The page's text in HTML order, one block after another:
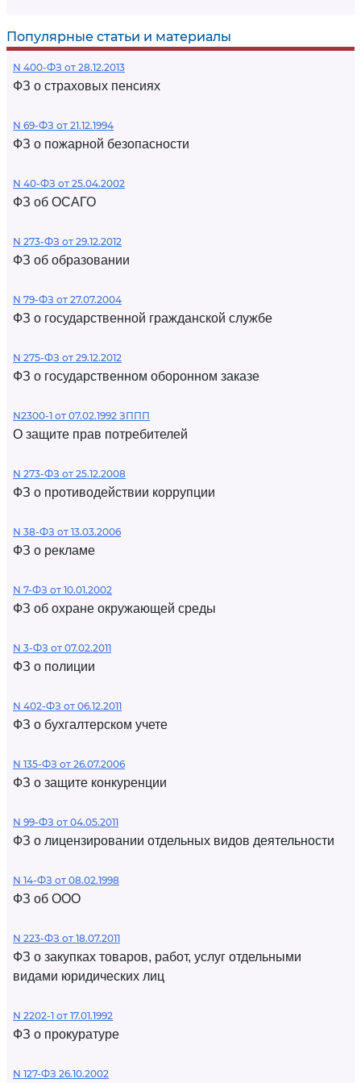
Популярные статьи и материалы
N 400-ФЗ от 28.12.2013
ФЗ о страховых пенсиях
N 69-ФЗ от 21.12.1994
ФЗ о пожарной безопасности
N 40-ФЗ от 25.04.2002
ФЗ об ОСАГО
N 273-ФЗ от 29.12.2012
ФЗ об образовании
N 79-ФЗ от 27.07.2004
ФЗ о государственной гражданской службе
N 275-ФЗ от 29.12.2012
ФЗ о государственном оборонном заказе
N2300-1 от 07.02.1992 ЗППП
О защите прав потребителей
N 273-ФЗ от 25.12.2008
ФЗ о противодействии коррупции
N 38-ФЗ от 13.03.2006
ФЗ о рекламе
N 7-ФЗ от 10.01.2002
ФЗ об охране окружающей среды
N 3-ФЗ от 07.02.2011
ФЗ о полиции
N 402-ФЗ от 06.12.2011
ФЗ о бухгалтерском учете
N 135-ФЗ от 26.07.2006
ФЗ о защите конкуренции
N 99-ФЗ от 04.05.2011
ФЗ о лицензировании отдельных видов деятельности
N 14-ФЗ от 08.02.1998
ФЗ об ООО
N 223-ФЗ от 18.07.2011
ФЗ о закупках товаров, работ, услуг отдельными
видами юридических лиц
N 2202-1 от 17.01.1992
ФЗ о прокуратуре
N 127-ФЗ 26.10.2002